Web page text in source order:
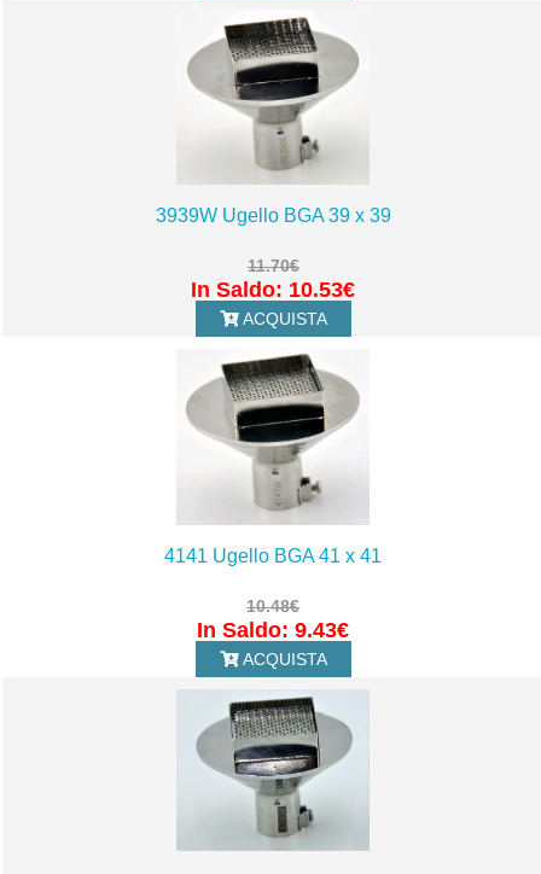
3939W Ugello BGA 39 x 39
11.70€
In Saldo: 10.53€
ACQUISTA
4141 Ugello BGA 41 x 41
10.48€
In Saldo: 9.43€
ACQUISTA